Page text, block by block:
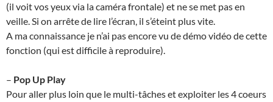
(il voit vos yeux via la caméra frontale) et ne se met pas en
veille. Si on arrête de lire l’écran, il s’éteint plus vite.
A ma connaissance je n’ai pas encore vu de démo vidéo de cette
fonction (qui est difficile à reproduire).
– Pop Up Play
Pour aller plus loin que le multi-tâches et exploiter les 4 coeurs